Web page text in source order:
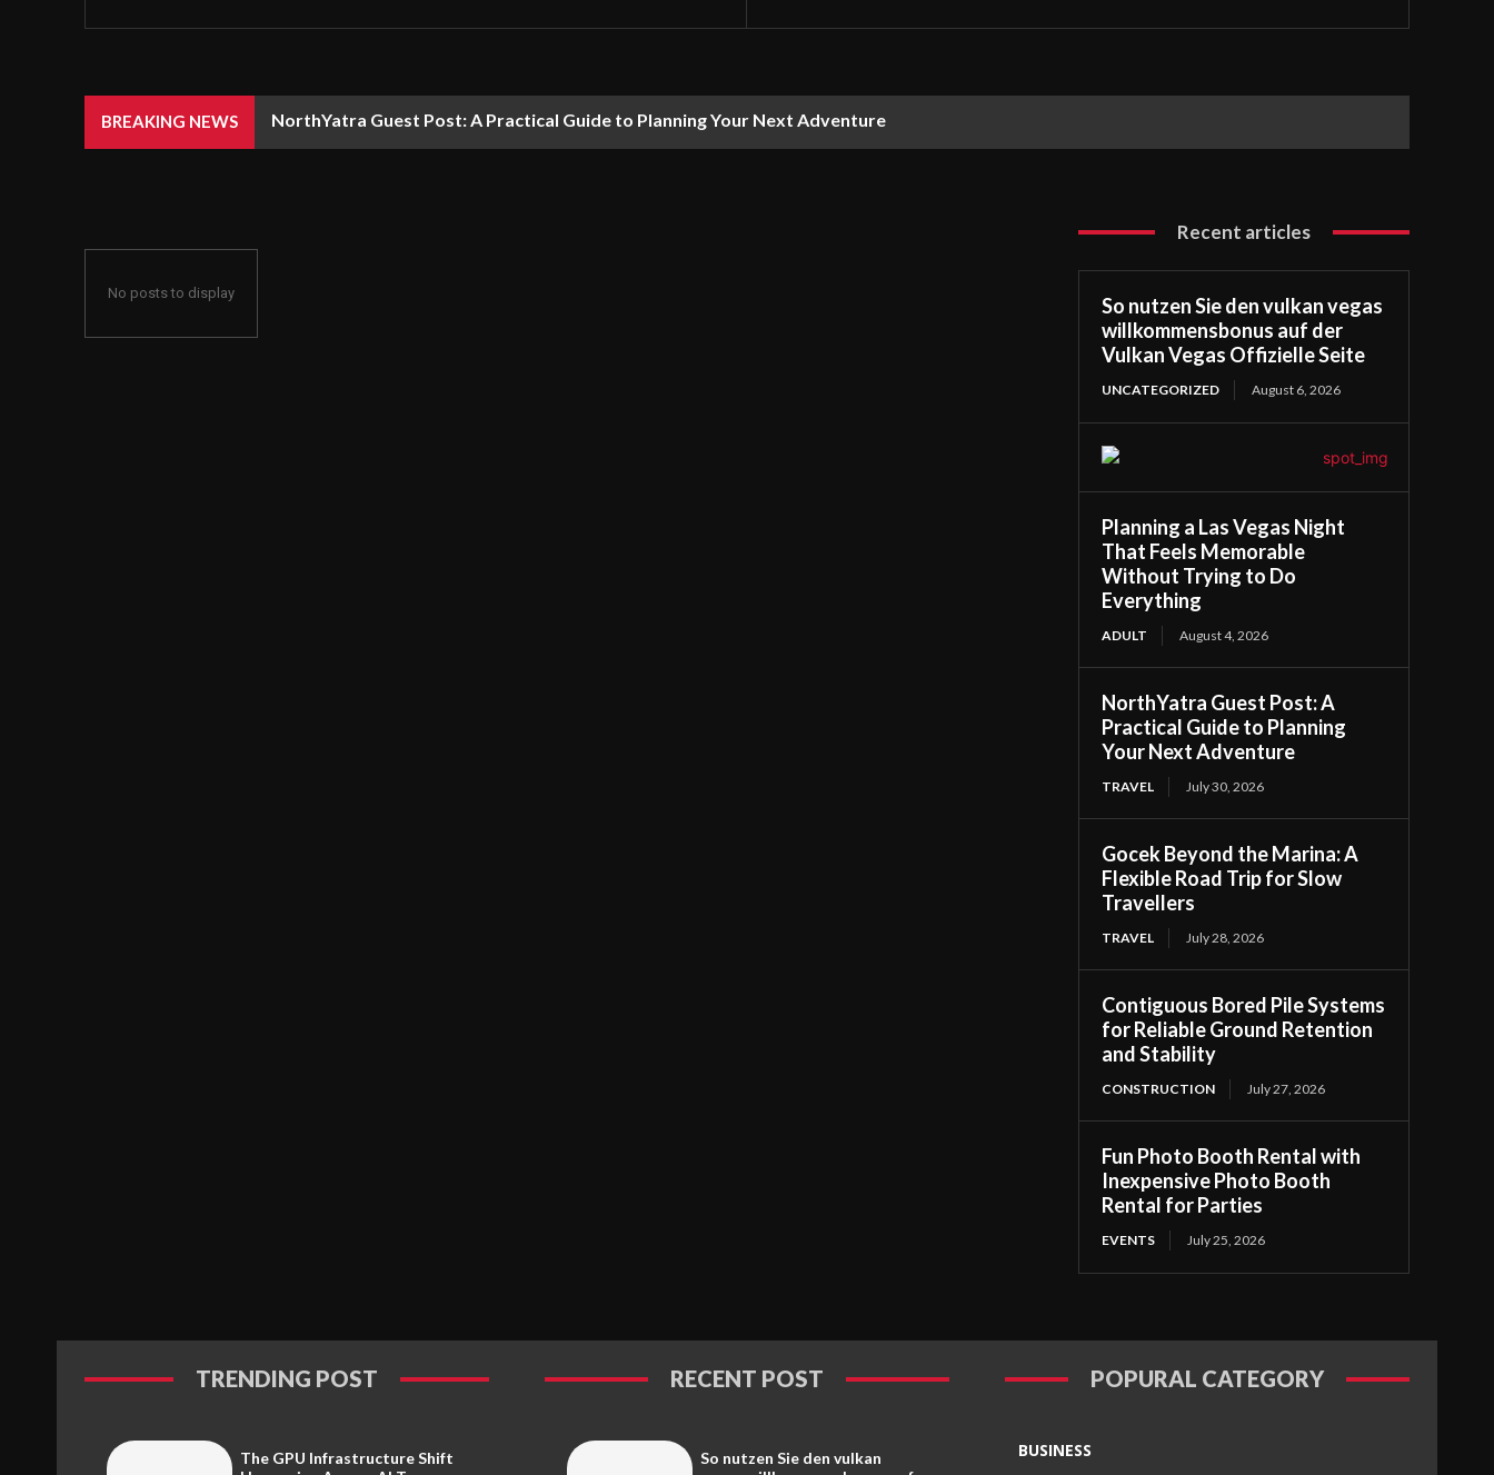
BREAKING NEWS NorthYatra Guest Post: A Practical Guide to Planning Your Next Adventure
No posts to display
Recent articles
So nutzen Sie den vulkan vegas
willkommensbonus auf der
Vulkan Vegas Offizielle Seite
UNCATEGORIZED August 6, 2026
Planning a Las Vegas Night
That Feels Memorable
Without Trying to Do
Everything
ADULT August 4, 2026
NorthYatra Guest Post: A
Practical Guide to Planning
Your Next Adventure
TRAVEL July 30, 2026
Gocek Beyond the Marina: A
Flexible Road Trip for Slow
Travellers
TRAVEL July 28, 2026
Contiguous Bored Pile Systems
for Reliable Ground Retention
and Stability
CONSTRUCTION July 27, 2026
Fun Photo Booth Rental with
Inexpensive Photo Booth
Rental for Parties
EVENTS July 25, 2026
TRENDING POST
The GPU Infrastructure Shift
RECENT POST
So nutzen Sie den vulkan
POPURAL CATEGORY
BUSINESS